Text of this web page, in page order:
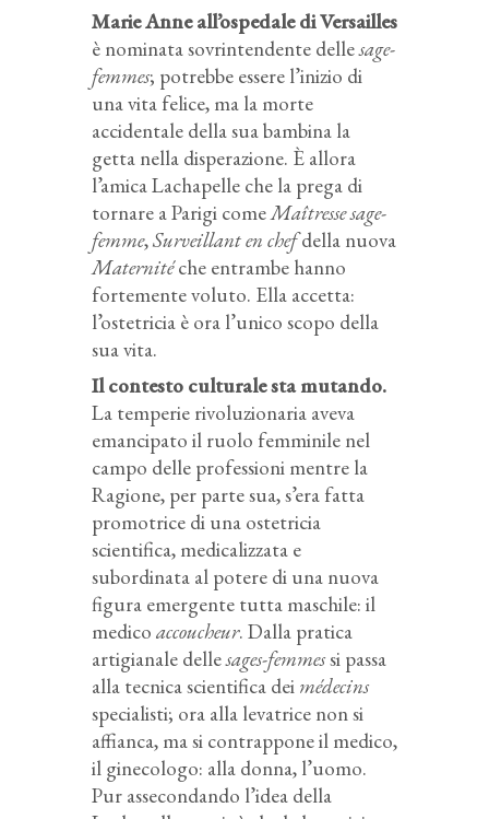
Marie Anne all’ospedale di Versailles
è nominata sovrintendente dellesage-
femmes; potrebbe essere l’inizio di
una vita felice, ma la morte
accidentale della sua bambina la
getta nella disperazione. È allora
l’amica Lachapelle che la prega di
tornare a Parigi comeMaîtresse sage-
femme,Surveillant en chefdella nuova
Maternitéche entrambe hanno
fortemente voluto. Ella accetta:
l’ostetricia è ora l’unico scopo della
sua vita.
Il contesto culturale sta mutando.
La temperie rivoluzionaria aveva
emancipato il ruolo femminile nel
campo delle professioni mentre la
Ragione, per parte sua, s’era fatta
promotrice di una ostetricia
scientifica, medicalizzata e
subordinata al potere di una nuova
figura emergente tutta maschile: il
medico accoucheur. Dalla pratica
artigianale dellesages-femmessi passa
alla tecnica scientifica dei médecins
specialisti; ora alla levatrice non si
affianca, ma si contrappone il medico,
il ginecologo: alla donna, l’uomo.
Pur assecondando l’idea della